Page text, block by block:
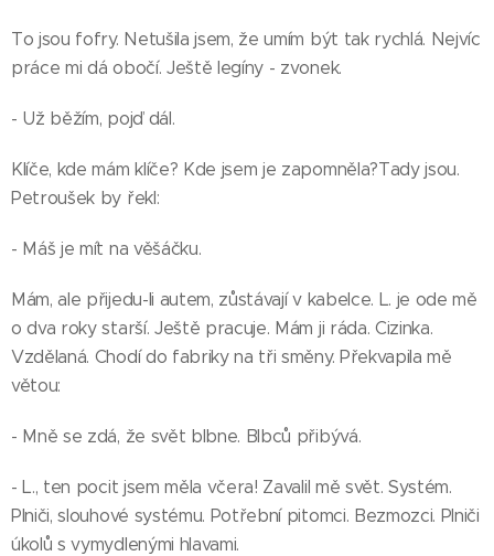
To jsou fofry. Netušila jsem, že umím být tak rychlá. Nejvíc
práce mi dá obočí. Ještě legíny - zvonek.
- Už běžím, pojď dál.
Klíče, kde mám klíče? Kde jsem je zapomněla?Tady jsou.
Petroušek by řekl:
- Máš je mít na věšáčku.
Mám, ale přijedu-li autem, zůstávají v kabelce. L. je ode mě
o dva roky starší. Ještě pracuje. Mám ji ráda. Cizinka.
Vzdělaná. Chodí do fabriky na tři směny. Překvapila mě
větou:
- Mně se zdá, že svět blbne. Blbců přibývá.
- L., ten pocit jsem měla včera! Zavalil mě svět. Systém.
Plniči, slouhové systému. Potřební pitomci. Bezmozci. Plniči
úkolů s vymydlenými hlavami.